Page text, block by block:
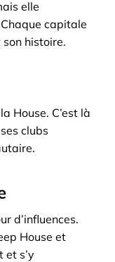
elle
capitale
histoire.
House. C’est là
clubs
d’influences.
House et
et s’y